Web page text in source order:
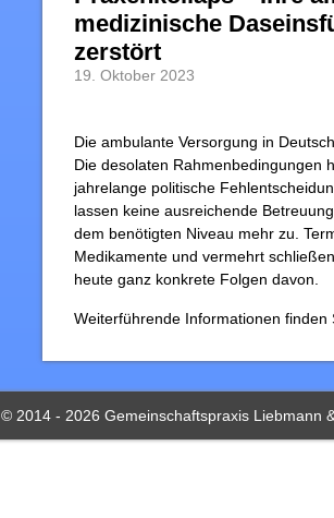
medizinische
zerstört
19. Oktober 2023
Die ambulante Versorgung in
Die desolaten Rahmenbedingungen
jahrelange politische
lassen keine ausreichende
dem benötigten Niveau mehr zu.
Medikamente und vermehrt
heute ganz konkrete Folgen davon.
Weiterführende Informationen finden
© 2014 - 2026 Gemeinschaftspraxis Liebmann